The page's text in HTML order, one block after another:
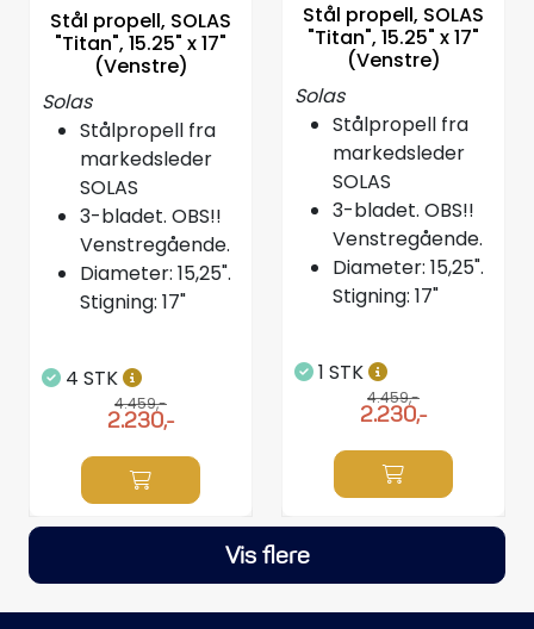
Stål propell, SOLAS
"Titan", 15.25" x 17"
(Venstre)
Solas
Stålpropell fra
markedsleder
SOLAS
3-bladet. OBS!!
Venstregående.
Diameter: 15,25".
Stigning: 17"
4 STK
4.459,-
2.230,-
Stål propell, SOLAS
"Titan", 15.25" x 17"
(Venstre)
Solas
Stålpropell fra
markedsleder
SOLAS
3-bladet. OBS!!
Venstregående.
Diameter: 15,25".
Stigning: 17"
1 STK
4.459,-
2.230,-
Vis flere